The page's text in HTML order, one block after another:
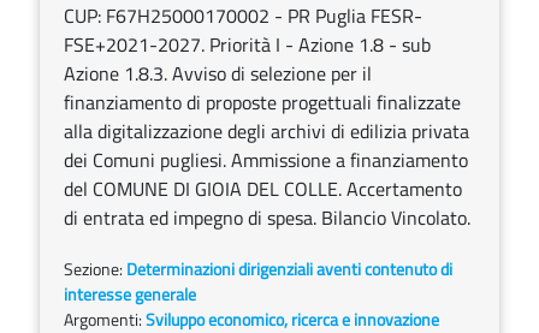
CUP: F67H25000170002 - PR Puglia FESR-
FSE+2021-2027. Priorità I - Azione 1.8 - sub
Azione 1.8.3. Avviso di selezione per il
finanziamento di proposte progettuali finalizzate
alla digitalizzazione degli archivi di edilizia privata
dei Comuni pugliesi. Ammissione a finanziamento
del COMUNE DI GIOIA DEL COLLE. Accertamento
di entrata ed impegno di spesa. Bilancio Vincolato.
Sezione: Determinazioni dirigenziali aventi contenuto di
interesse generale
Argomenti:Sviluppo economico, ricerca e innovazione